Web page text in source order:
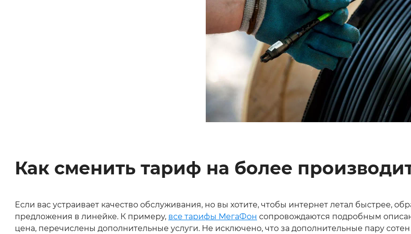
Как сменить тариф на более
Если вас устраивает качество обслуживания, но вы хотите, чтобы интернет летал быстрее,
предложения в линейке. К примеру, все тарифы МегаФон сопровождаются подробным
цена, перечислены дополнительные услуги. Не исключено, что за дополнительные пару